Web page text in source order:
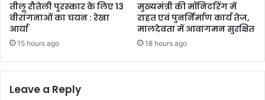
तीलू रौतेली पुरस्कार के लिए 13
वीरांगनाओं का चयन : रेखा
आर्या
15 hours ago
मुख्यमंत्री की मॉनिटरिंग में
राहत एवं पुनर्निर्माण कार्य तेज,
मालदेवता में आवागमन सुरक्षित
18 hours ago
Leave a Reply